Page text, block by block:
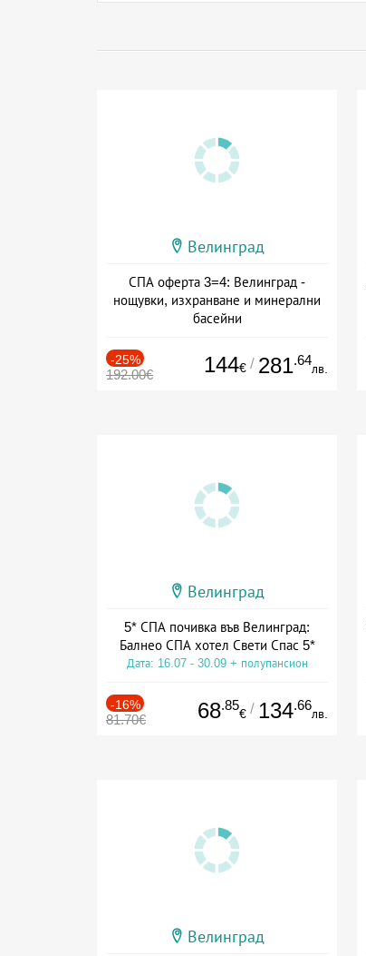
Велинград
СПА оферта 3=4: Велинград -
нощувки, изхранване и минерални
басейни
-25%
192.00€ 144€ / 281.64
лв.
Велинград
5* СПА почивка във Велинград:
Балнео СПА хотел Свети Спас 5*
Дата: 16.07 - 30.09 + полупансион
-16%
81.70€ 68.85
€ / 134.66
лв.
Велинград